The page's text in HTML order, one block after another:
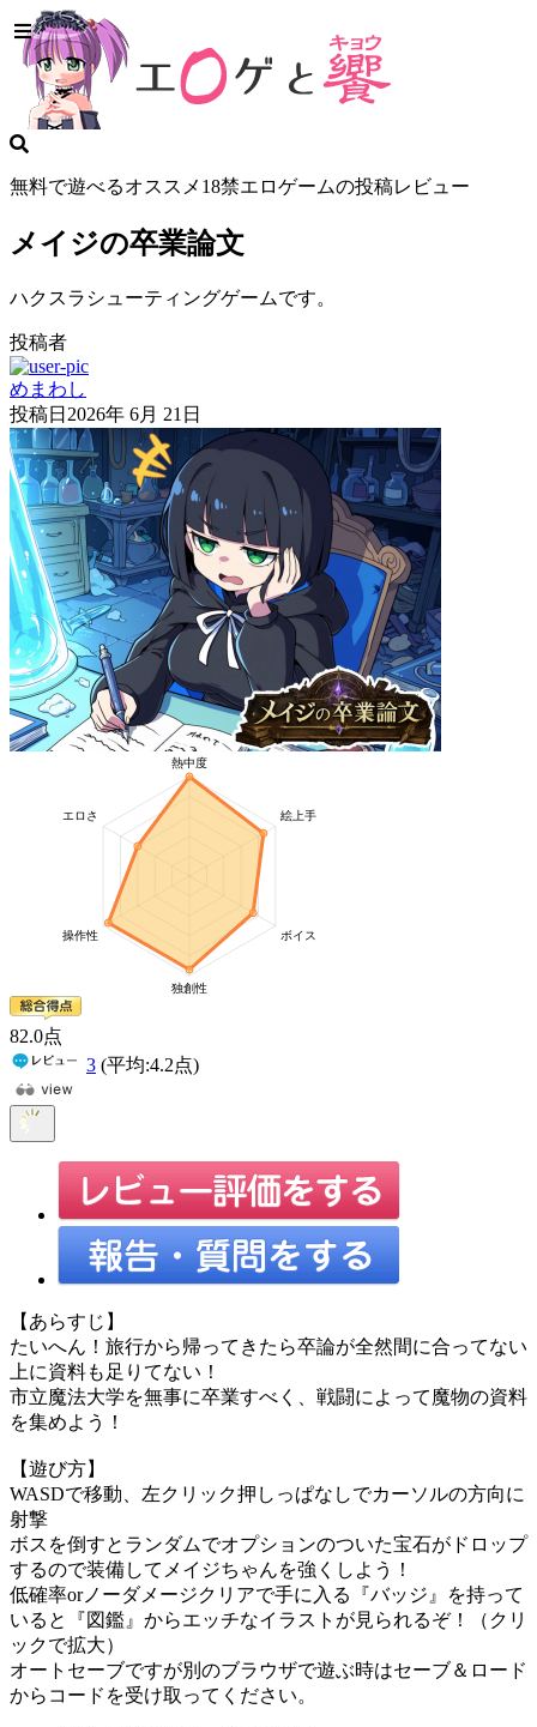
無料で遊べるオススメ18禁エロゲームの投稿レビュー
メイジの卒業論文
ハクスラシューティングゲームです。
投稿者
めまわし
投稿日 2026年 6月 21日
82.0点
3 (平均:4.2点)
【あらすじ】
たいへん！旅行から帰ってきたら卒論が全然間に合ってない
上に資料も足りてない！
市立魔法大学を無事に卒業すべく、戦闘によって魔物の資料
を集めよう！
【遊び方】
WASDで移動、左クリック押しっぱなしでカーソルの方向に
射撃
ボスを倒すとランダムでオプションのついた宝石がドロップ
するので装備してメイジちゃんを強くしよう！
低確率orノーダメージクリアで手に入る『バッジ』を持って
いると『図鑑』からエッチなイラストが見られるぞ！（クリ
ックで拡大）
オートセーブですが別のブラウザで遊ぶ時はセーブ＆ロード
からコードを受け取ってください。